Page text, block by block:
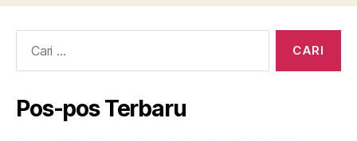
Pos-pos Terbaru